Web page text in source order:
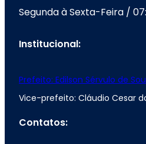
Segunda à Sexta-Feira /
Institucional:
Prefeito: Edilson Sérvulo de
Vice-prefeito: Cláudio Cesar
Contatos: